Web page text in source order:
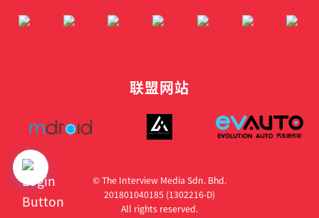
联盟网站
© The Interview Media Sdn. Bhd.
201801040185 (1302216­-D)
All rights reserved.